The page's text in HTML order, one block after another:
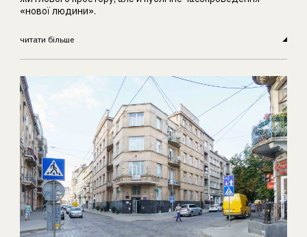
«нової людини».
читати більше